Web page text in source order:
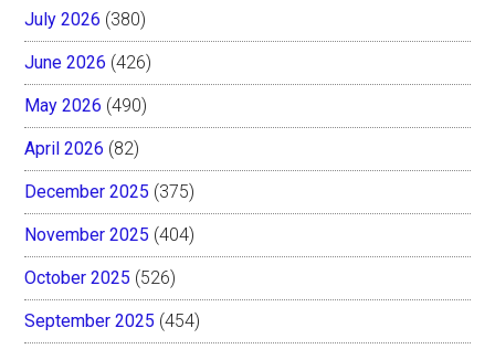
July 2026 (380)
June 2026 (426)
May 2026 (490)
April 2026 (82)
December 2025 (375)
November 2025 (404)
October 2025 (526)
September 2025 (454)